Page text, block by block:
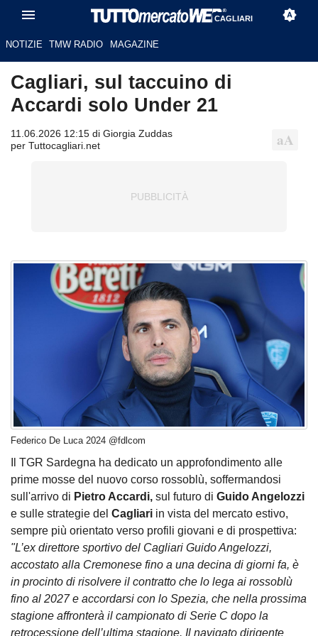
CAGLIARI
NOTIZIE TMW RADIO MAGAZINE
Cagliari, sul taccuino di
Accardi solo Under 21
11.06.2026 12:15 di Giorgia Zuddas
per Tuttocagliari.net
Federico De Luca 2024 @fdlcom
Il TGR Sardegna ha dedicato un approfondimento alle
prime mosse del nuovo corso rossoblù, soffermandosi
sull'arrivo di Pietro Accardi, sul futuro di Guido Angelozzi
e sulle strategie del Cagliari in vista del mercato estivo,
sempre più orientato verso profili giovani e di prospettiva:
"L’ex direttore sportivo del Cagliari Guido Angelozzi,
accostato alla Cremonese fino a una decina di giorni fa, è
in procinto di risolvere il contratto che lo lega ai rossoblù
fino al 2027 e accordarsi con lo Spezia, che nella prossima
stagione affronterà il campionato di Serie C dopo la
retrocessione dell’ultima stagione. Il navigato dirigente